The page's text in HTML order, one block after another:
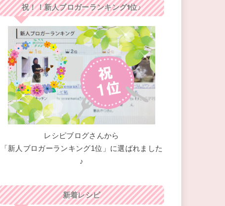
祝！！新人ブロガーランキング1位♪
レシピブログさんから
「新人ブロガーランキング1位」に選ばれました
♪
新着レシピ